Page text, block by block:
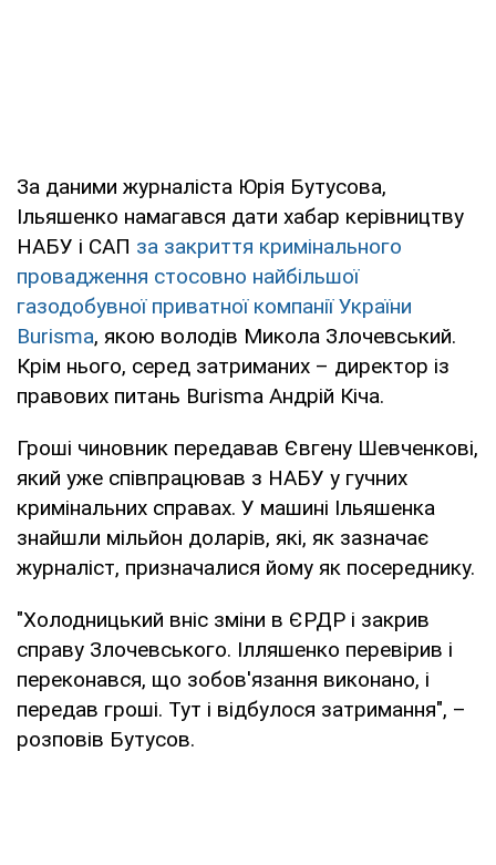
За даними журналіста Юрія Бутусова,
Ільяшенко намагався дати хабар керівництву
НАБУ і САП за закриття кримінального
провадження стосовно найбільшої
газодобувної приватної компанії України
Burisma, якою володів Микола Злочевський.
Крім нього, серед затриманих – директор із
правових питань Burisma Андрій Кіча.
Гроші чиновник передавав Євгену Шевченкові,
який уже співпрацював з НАБУ у гучних
кримінальних справах. У машині Ільяшенка
знайшли мільйон доларів, які, як зазначає
журналіст, призначалися йому як посереднику.
"Холодницький вніс зміни в ЄРДР і закрив
справу Злочевського. Ілляшенко перевірив і
переконався, що зобов'язання виконано, і
передав гроші. Тут і відбулося затримання", –
розповів Бутусов.